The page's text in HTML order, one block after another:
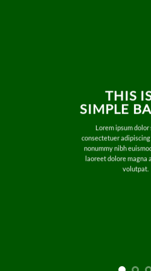
THIS
SIMPLE
Lorem ipsum dolor
consectetuer
nonummy nibh
laoreet dolore magna
volutpat.